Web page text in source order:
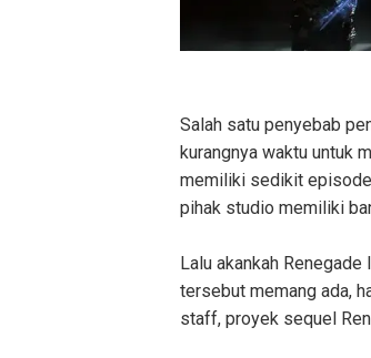
Salah satu penyebab
kurangnya waktu untuk
memiliki sedikit episode
pihak studio memiliki
Lalu akankah
tersebut memang ada,
staff, proyek sequel